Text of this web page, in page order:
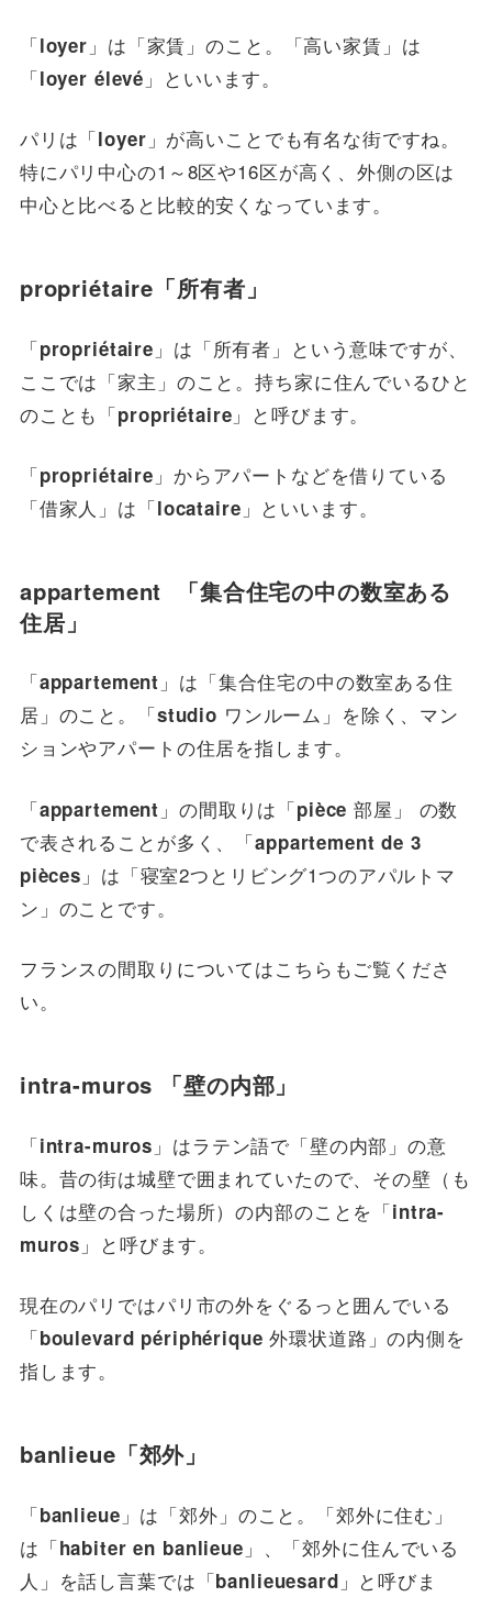
「loyer 」は「家賃」のこと。「高い家賃」は
「loyer élevé 」といいます。
パリは「loyer 」が高いことでも有名な街ですね。
特にパリ中心の1～8区や16区が高く、外側の区は
中心と比べると比較的安くなっています。
propriétaire「所有者」
「propriétaire 」は「所有者」という意味ですが、
ここでは「家主」のこと。持ち家に住んでいるひと
のことも「propriétaire 」と呼びます。
「propriétaire 」からアパートなどを借りている
「借家人」は「locataire 」といいます。
appartement 「集合住宅の中の数室ある
住居」
「appartement 」は「集合住宅の中の数室ある住
居」のこと。「studio ワンルーム」を除く、マン
ションやアパートの住居を指します。
「appartement 」の間取りは「pièce 部屋」 の数
で表されることが多く、「appartement de 3
pièces 」は「寝室2つとリビング1つのアパルトマ
ン」のことです。
フランスの間取りについてはこちら もご覧くださ
い。
intra-muros 「壁の内部」
「intra-muros 」はラテン語で「壁の内部」の意
味。昔の街は城壁で囲まれていたので、その壁（も
しくは壁の合った場所）の内部のことを「intra-
muros 」と呼びます。
現在のパリではパリ市の外をぐるっと囲んでいる
「boulevard périphérique外環状道路」の内側を
指します。
banlieue「郊外」
「banlieue 」は「郊外」のこと。「郊外に住む」
は「habiter en banlieue 」、「郊外に住んでいる
人」を話し言葉では「banlieuesard 」と呼びま